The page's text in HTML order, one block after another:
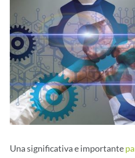
Una significativa e importante